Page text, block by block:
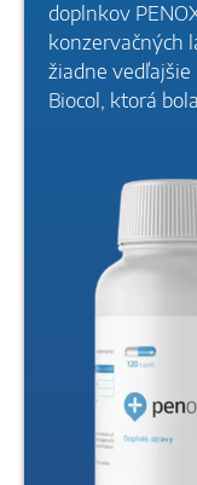
doplnkov
konzervačných
žiadne
Biocol, ktorá